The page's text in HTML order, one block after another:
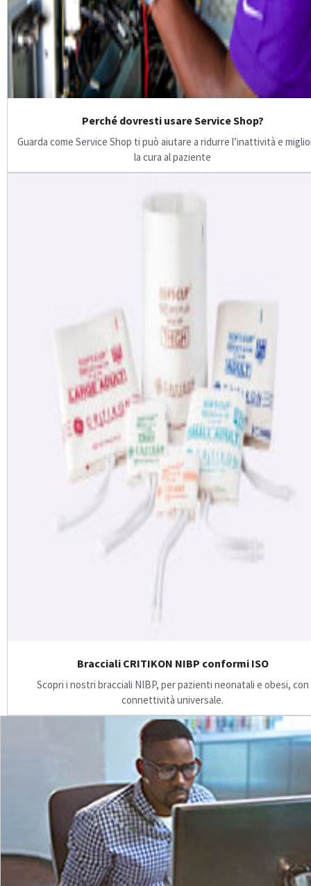
Perché dovresti usare Service Shop?
Guarda come Service Shop ti può aiutare a ridurre l’inattività e
la cura al paziente
Bracciali CRITIKON NIBP conformi ISO
Scopri i nostri bracciali NIBP, per pazienti neonatali e obesi, con
connettività universale.